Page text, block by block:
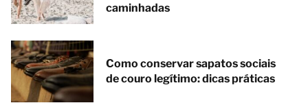
caminhadas
Como conservar sapatos sociais
de couro legítimo: dicas práticas